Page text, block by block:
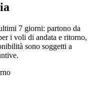
7 giorni: partono da
i voli di andata e ritorno,
sono soggetti a